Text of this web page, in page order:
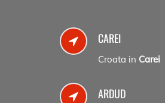
CAREI
Croata in Carei
ARDUD